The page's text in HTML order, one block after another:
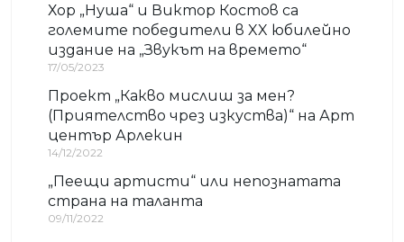
Хор „Нуша“ и Виктор Костов са
големите победители в XX юбилейно
издание на „Звукът на времето“
17/05/2023
Проект „Какво мислиш за мен?
(Приятелство чрез изкуства)“ на Арт
център Арлекин
14/12/2022
„Пеещи артисти“ или непознатата
страна на таланта
09/11/2022